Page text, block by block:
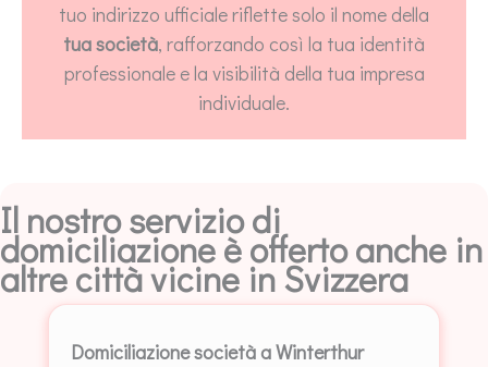
tuo indirizzo ufficiale riflette solo il nome della
tua società, rafforzando così la tua identità
professionale e la visibilità della tua impresa
individuale.
Il nostro servizio di
domiciliazione è offerto anche in
altre città vicine in Svizzera
Domiciliazione società a Winterthur